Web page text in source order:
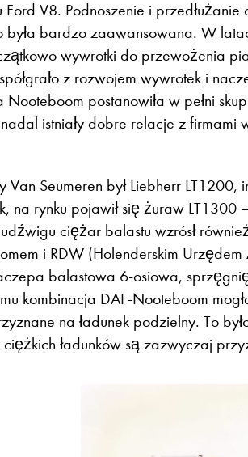
V8. Podnoszenie i przedłużanie
bardzo zaawansowana. W
wywrotki do przewożenia
z rozwojem wywrotek i
postanowiła w pełni
istniały dobre relacje z firmami
Seumeren był Liebherr
rynku pojawił się żuraw LT1300
ciężar balastu wzrósł
i RDW (Holenderskim
balastowa 6-osiowa,
kombinacja DAF-Nooteboom
na ładunek podzielny. To
ładunków są zazwyczaj